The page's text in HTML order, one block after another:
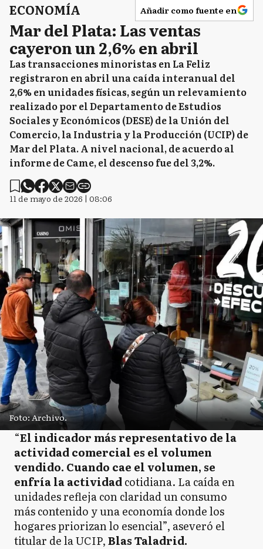
ECONOMÍA Añadir como fuente en
Mar del Plata: Las ventas
cayeron un 2,6% en abril
Las transacciones minoristas en La Feliz
registraron en abril una caída interanual del
2,6% en unidades físicas, según un relevamiento
realizado por el Departamento de Estudios
Sociales y Económicos (DESE) de la Unión del
Comercio, la Industria y la Producción (UCIP) de
Mar del Plata. A nivel nacional, de acuerdo al
informe de Came, el descenso fue del 3,2%.
11 de mayo de 2026 | 08:06
Foto: Archivo.
“El indicador más representativo de la
actividad comercial es el volumen
vendido. Cuando cae el volumen, se
enfría la actividadcotidiana. La caída en
unidades refleja con claridad un consumo
más contenido y una economía donde los
hogares priorizan lo esencial”, aseveró el
titular de la UCIP,Blas Taladrid.